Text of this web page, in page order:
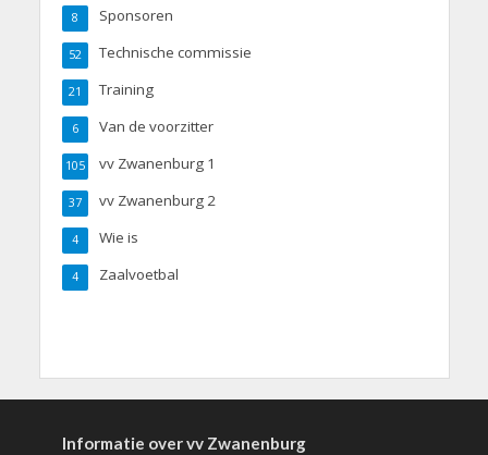
Sponsoren
8
Technische commissie
52
Training
21
Van de voorzitter
6
vv Zwanenburg 1
105
vv Zwanenburg 2
37
Wie is
4
Zaalvoetbal
4
Informatie over vv Zwanenburg